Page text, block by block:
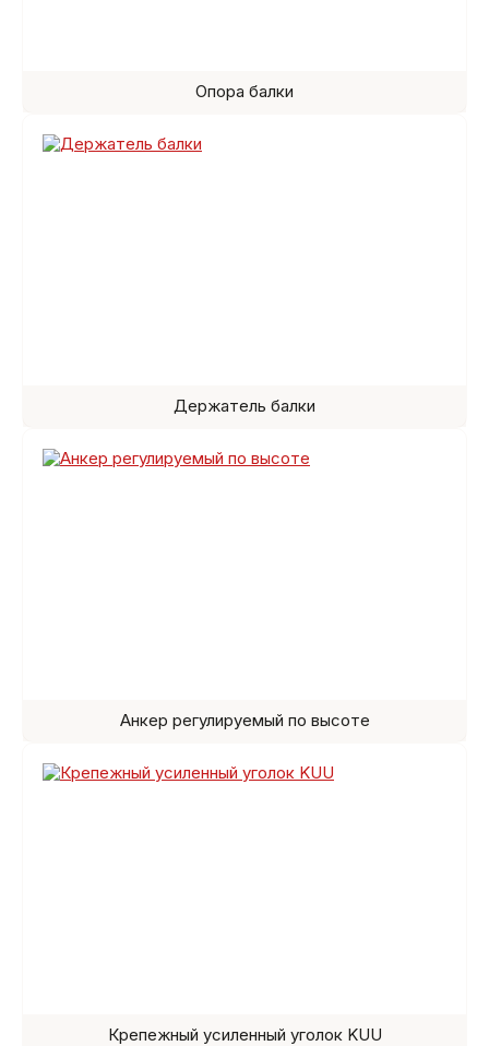
Опора балки
Держатель балки
Анкер регулируемый по высоте
Крепежный усиленный уголок KUU